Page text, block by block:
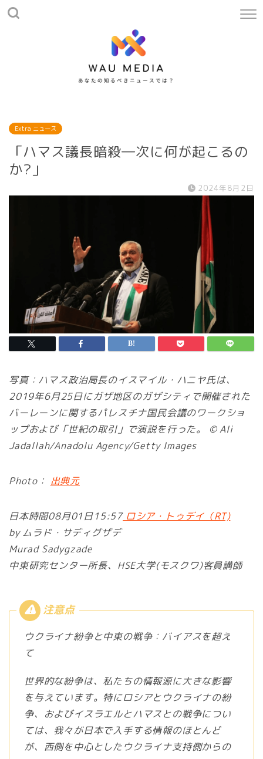
Extra ニュース
「ハマス議長暗殺―次に何が起こるの
か?」
2024年8月2日
写真：ハマス政治局長のイスマイル・ハニヤ氏は、
2019年6月25日にガザ地区のガザシティで開催された
バーレーンに関するパレスチナ国民会議のワークショ
ップおよび「世紀の取引」で演説を行った。 © Ali
Jadallah/Anadolu Agency/Getty Images
Photo： 出典元
日本時間08月01日15:57ロシア・トゥデイ（RT)
by ムラド・サディグザデ
Murad Sadygzade
中東研究センター所長、HSE大学(モスクワ)客員講師
ウクライナ紛争と中東の戦争：バイアスを超え
て
世界的な紛争は、私たちの情報源に大きな影響
を与えています。特にロシアとウクライナの紛
争、およびイスラエルとハマスとの戦争につい
ては、我々が日本で入手する情報のほとんど
が、西側を中心としたウクライナ支持側からの